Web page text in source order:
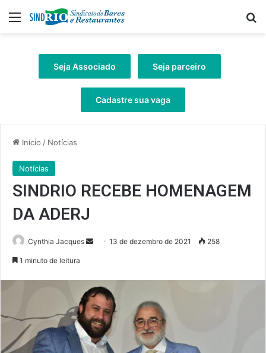
Menu
Seja Associado Seja parceiro
Cadastre sua vaga
Início / Notícias
Notícias
SINDRIO RECEBE HOMENAGEM
DA ADERJ
Cynthia Jacques
Mande
mail
13 de dezembro de 2021 258
1 minuto de leitura